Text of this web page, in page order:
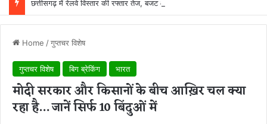
Home /गुप्तचर विशेष
गुप्तचर विशेष बिग ब्रेकिंग भारत
मोदी सरकार और किसानों के बीच आख़िर चल क्या
रहा है… जानें सिर्फ 10 बिंदुओं में